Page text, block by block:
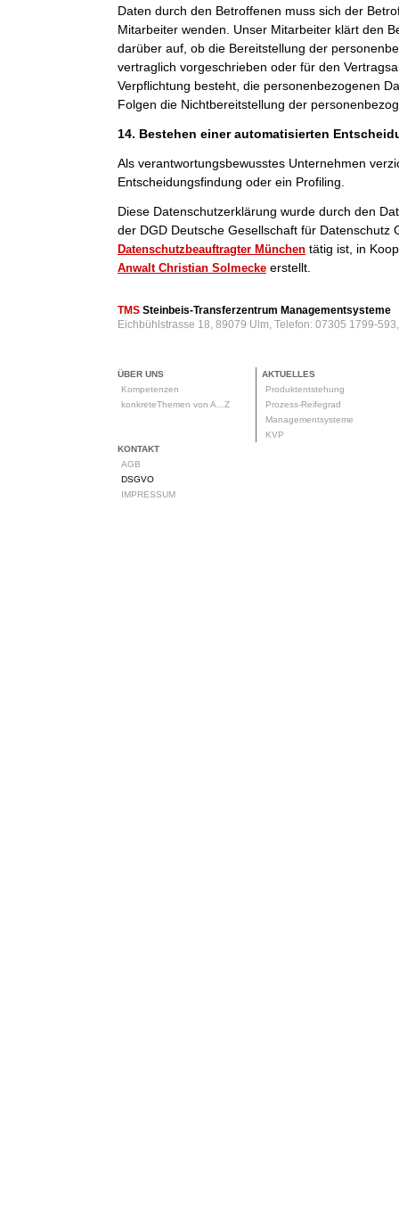
Daten durch den Betroffenen muss sich der
Mitarbeiter wenden. Unser Mitarbeiter klärt den
darüber auf, ob die Bereitstellung der
vertraglich vorgeschrieben oder für den
Verpflichtung besteht, die personenbezogenen
Folgen die Nichtbereitstellung der
14. Bestehen einer automatisierten
Als verantwortungsbewusstes Unternehmen
Entscheidungsfindung oder ein Profiling.
Diese Datenschutzerklärung wurde durch den
der DGD Deutsche Gesellschaft für Datenschutz
Datenschutzbeauftragter München tätig ist, in
Anwalt Christian Solmecke erstellt.
TMS Steinbeis-Transferzentrum Managementsysteme
Eichbühlstrasse 18, 89079 Ulm, Telefon: 07305 1799-
ÜBER UNS
Kompetenzen
konkreteThemen von A...Z
AKTUELLES
Produktentstehung
Prozess-Reifegrad
Managementsysteme
KVP
KONTAKT
AGB
DSGVO
IMPRESSUM